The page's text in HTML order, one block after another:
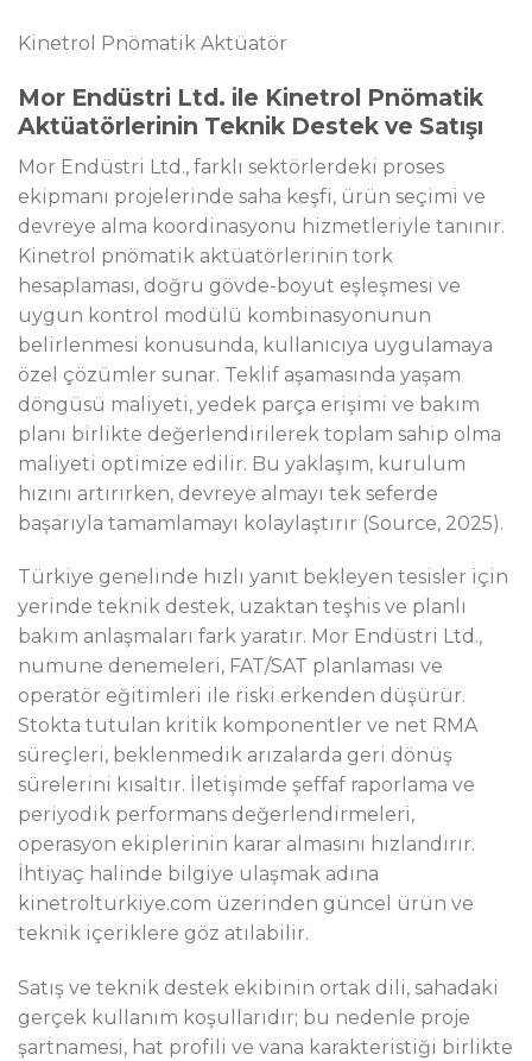
Kinetrol Pnömatik Aktüatör
Mor Endüstri Ltd. ile Kinetrol Pnömatik
Aktüatörlerinin Teknik Destek ve Satışı
Mor Endüstri Ltd., farklı sektörlerdeki proses
ekipmanı projelerinde saha keşfi, ürün seçimi ve
devreye alma koordinasyonu hizmetleriyle tanınır.
Kinetrol pnömatik aktüatörlerinin tork
hesaplaması, doğru gövde-boyut eşleşmesi ve
uygun kontrol modülü kombinasyonunun
belirlenmesi konusunda, kullanıcıya uygulamaya
özel çözümler sunar. Teklif aşamasında yaşam
döngüsü maliyeti, yedek parça erişimi ve bakım
planı birlikte değerlendirilerek toplam sahip olma
maliyeti optimize edilir. Bu yaklaşım, kurulum
hızını artırırken, devreye almayı tek seferde
başarıyla tamamlamayı kolaylaştırır (Source, 2025).
Türkiye genelinde hızlı yanıt bekleyen tesisler için
yerinde teknik destek, uzaktan teşhis ve planlı
bakım anlaşmaları fark yaratır. Mor Endüstri Ltd.,
numune denemeleri, FAT/SAT planlaması ve
operatör eğitimleri ile riski erkenden düşürür.
Stokta tutulan kritik komponentler ve net RMA
süreçleri, beklenmedik arızalarda geri dönüş
sürelerini kısaltır. İletişimde şeffaf raporlama ve
periyodik performans değerlendirmeleri,
operasyon ekiplerinin karar almasını hızlandırır.
İhtiyaç halinde bilgiye ulaşmak adına
kinetrolturkiye.com üzerinden güncel ürün ve
teknik içeriklere göz atılabilir.
Satış ve teknik destek ekibinin ortak dili, sahadaki
gerçek kullanım koşullarıdır; bu nedenle proje
şartnamesi, hat profili ve vana karakteristiği birlikte